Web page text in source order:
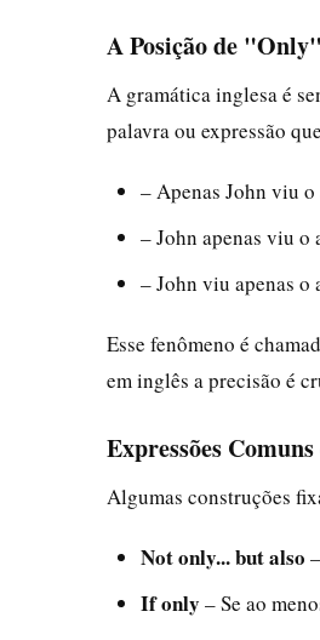
A Posição de
A gramática inglesa é
palavra ou expressão
– Apenas John viu
– John apenas viu o
– John viu apenas
Esse fenômeno é
em inglês a precisão é
Expressões
Algumas construções
Not only... but also
If only – Se ao